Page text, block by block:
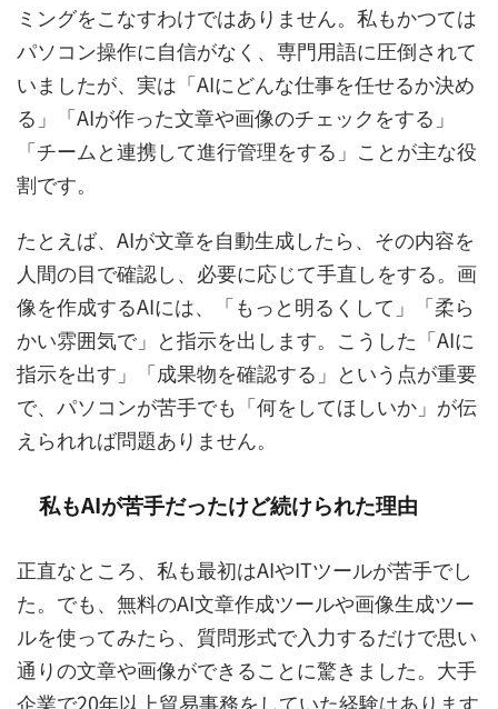
ミングをこなすわけではありません。私もかつては
パソコン操作に自信がなく、専門用語に圧倒されて
いましたが、実は「AIにどんな仕事を任せるか決め
る」「AIが作った文章や画像のチェックをする」
「チームと連携して進行管理をする」ことが主な役
割です。
たとえば、AIが文章を自動生成したら、その内容を
人間の目で確認し、必要に応じて手直しをする。画
像を作成するAIには、「もっと明るくして」「柔ら
かい雰囲気で」と指示を出します。こうした「AIに
指示を出す」「成果物を確認する」という点が重要
で、パソコンが苦手でも「何をしてほしいか」が伝
えられれば問題ありません。
私もAIが苦手だったけど続けられた理由
正直なところ、私も最初はAIやITツールが苦手でし
た。でも、無料のAI文章作成ツールや画像生成ツー
ルを使ってみたら、質問形式で入力するだけで思い
通りの文章や画像ができることに驚きました。大手
企業で20年以上貿易事務をしていた経験はあります